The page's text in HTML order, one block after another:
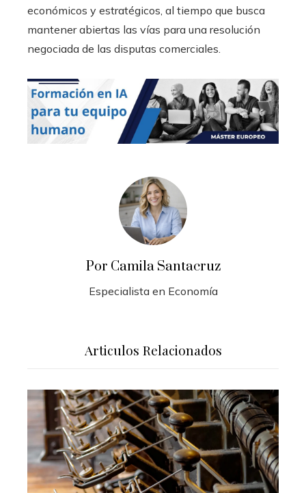
económicos y estratégicos, al tiempo que busca
mantener abiertas las vías para una resolución
negociada de las disputas comerciales.
Por Camila Santacruz
Especialista en Economía
Articulos Relacionados